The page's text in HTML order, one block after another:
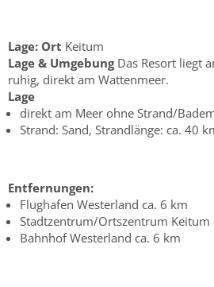
Lage: Ort Keitum
Lage & UmgebungDas Resort liegt
ruhig, direkt am Wattenmeer.
Lage
direkt am Meer ohne Strand/
Strand: Sand, Strandlänge: ca. 40
Entfernungen:
Flughafen Westerland ca. 6 km
Stadtzentrum/Ortszentrum Keitum
Bahnhof Westerland ca. 6 km